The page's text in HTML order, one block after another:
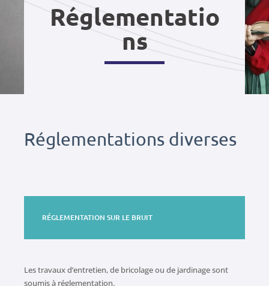
Réglementatio
ns
Réglementations diverses
RÉGLEMENTATION SUR LE BRUIT
Les travaux d’entretien, de bricolage ou de jardinage sont
soumis à réglementation.